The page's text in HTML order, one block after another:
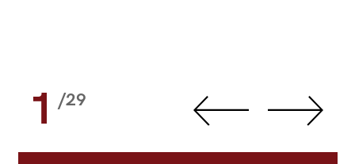
1 /29